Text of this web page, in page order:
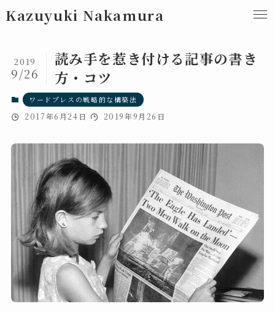
Kazuyuki Nakamura
読み手を惹き付ける記事の書き
方・コツ
2019
9/26
ワードプレスの戦略的な構築法
2017年6月24日 2019年9月26日